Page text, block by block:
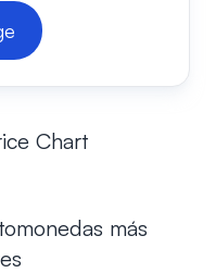
Chart
más